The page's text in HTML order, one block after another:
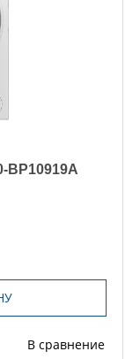
BP10919A
В сравнение